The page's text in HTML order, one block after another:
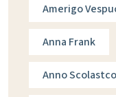
Amerigo
Anna Frank
Anno